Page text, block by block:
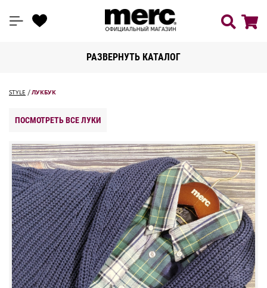
РАЗВЕРНУТЬ КАТАЛОГ
STYLE ЛУКБУК
ПОСМОТРЕТЬ ВСЕ ЛУКИ